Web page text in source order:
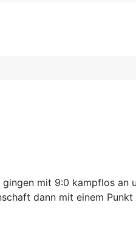
mit 9:0 kampflos an
dann mit einem